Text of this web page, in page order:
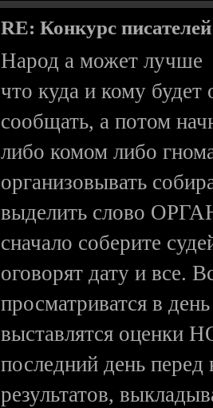
RE: Конкурс писателей
Народ а может лучше
что куда и кому будет
сообщать, а потом
либо комом либо
организовывать
выделить слово
сначало соберите
оговорят дату и все.
просматриватся в
выставлятся оценки
последний день
результатов,